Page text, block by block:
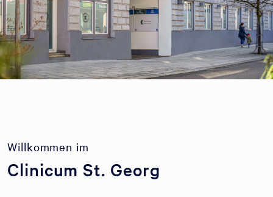
Willkommen im
Clinicum St. Georg